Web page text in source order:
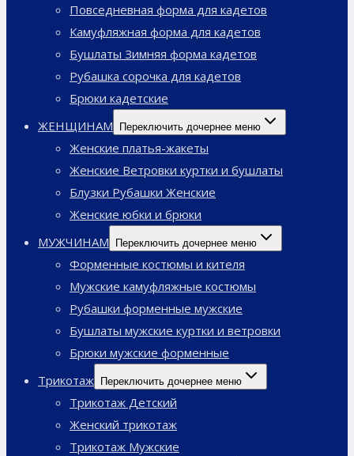
Повседневная форма для кадетов
Камуфляжная форма для кадетов
Бушлаты Зимняя форма кадетов
Рубашка сорочка для кадетов
Брюки кадетские
ЖЕНЩИНАМ
Переключить дочернее меню
Женские платья-жакеты
Женские Ветровки куртки и бушлаты
Блузки Рубашки Женские
Женские юбки и брюки
МУЖЧИНАМ
Переключить дочернее меню
Форменные костюмы и кителя
Мужские камуфляжные костюмы
Рубашки форменные мужские
Бушлаты мужские куртки и ветровки
Брюки мужские форменные
Трикотаж
Переключить дочернее меню
Трикотаж Детский
Женский трикотаж
Трикотаж Мужские